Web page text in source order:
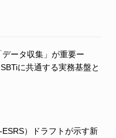
ータ収集」が重要ー
に共通する実務基盤と
）ドラフトが示す新